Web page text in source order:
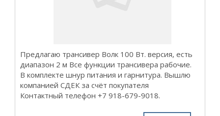
Предлагаю трансивер Волк 100 Вт. версия, есть
диапазон 2 м Все функции трансивера рабочие.
В комплекте шнур питания и гарнитура. Вышлю
компанией СДЕК за счёт покупателя
Контактный телефон +7 918-679-9018.